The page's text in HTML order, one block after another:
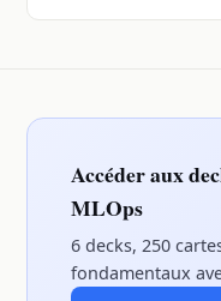
Accéder aux
MLOps
6 decks, 250
fondamentaux